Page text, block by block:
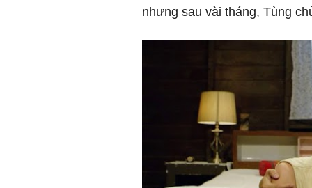
nhưng sau vài tháng, Tùng